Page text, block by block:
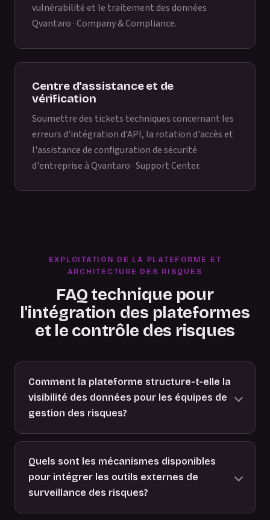
vulnérabilité et le traitement des données
Qvantaro · Company & Compliance.
Centre d'assistance et de
vérification
Soumettre des tickets techniques concernant les
erreurs d'intégration d'API, la rotation d'accès et
l'assistance de configuration de sécurité
d'entreprise àQvantaro · Support Center.
EXPLOITATION DE LA PLATEFORME ET
ARCHITECTURE DES RISQUES
FAQ technique pour
l'intégration des plateformes
et le contrôle des risques
Comment la plateforme structure-t-elle la
visibilité des données pour les équipes de
gestion des risques?
Quels sont les mécanismes disponibles
pour intégrer les outils externes de
surveillance des risques?